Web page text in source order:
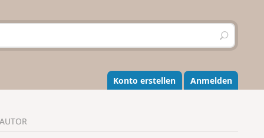
S
u
h
e
n
Konto erstellen Anmelden
AUTOR